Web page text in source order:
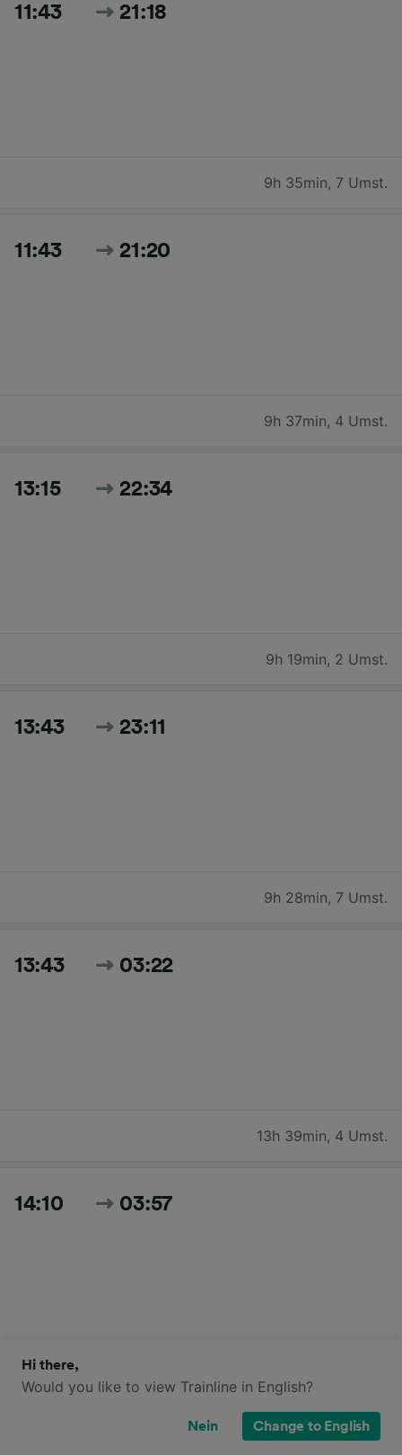
11:43 21:18
9h 35min, 7 Umst.
11:43 21:20
9h 37min, 4 Umst.
13:15 22:34
9h 19min, 2 Umst.
13:43 23:11
9h 28min, 7 Umst.
13:43 03:22
13h 39min, 4 Umst.
14:10 03:57
Hi there,
Would you like to view Trainline in English?
Nein Change to English